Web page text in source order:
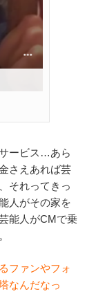
ービス…あら
さえあれば芸
それってきっ
人がその家を
能人がCMで乗
ファンやフォ
なんだなっ